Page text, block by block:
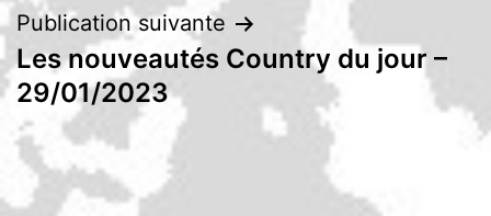
Publication suivante
Les nouveautés Country du jour –
29/01/2023